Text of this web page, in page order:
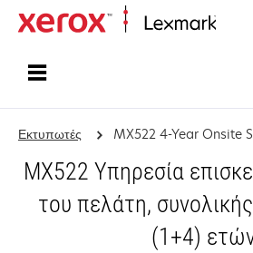
Εκτυπωτές MX522 4-Year Onsite
MX522 Υπηρεσία
του πελάτη,
(1+4)